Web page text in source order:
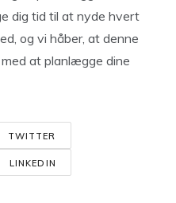
dig tid til at nyde hvert
og vi håber, at denne
at planlægge dine
TWITTER
LINKEDIN